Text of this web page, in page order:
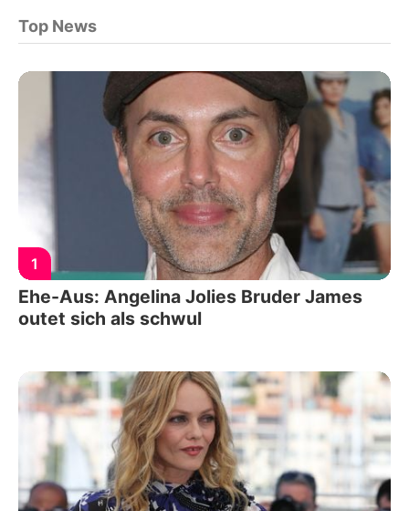
Top News
1
Ehe-Aus: Angelina Jolies Bruder James
outet sich als schwul